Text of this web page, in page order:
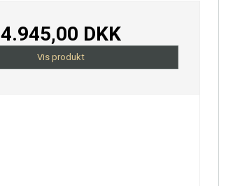
4.945,00 DKK
Vis produkt